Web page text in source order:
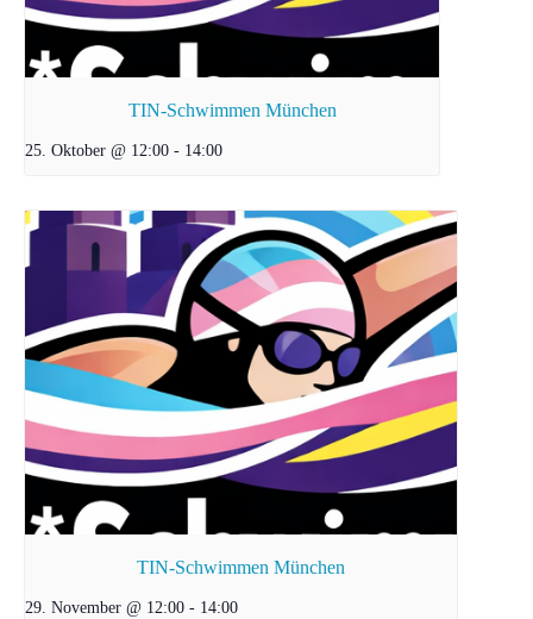
TIN-Schwimmen München
25. Oktober @ 12:00 - 14:00
TIN-Schwimmen München
29. November @ 12:00 - 14:00